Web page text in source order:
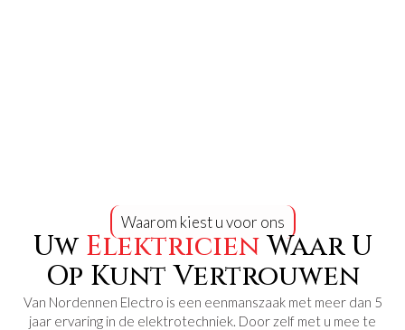
Waarom kiest u voor ons
Uw ElektricienWaar U
Op Kunt Vertrouwen
Van Nordennen Electro is een eenmanszaak met meer dan 5
jaar ervaring in de elektrotechniek. Door zelf met u mee te